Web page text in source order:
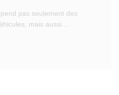
pas seulement des
mais aussi…